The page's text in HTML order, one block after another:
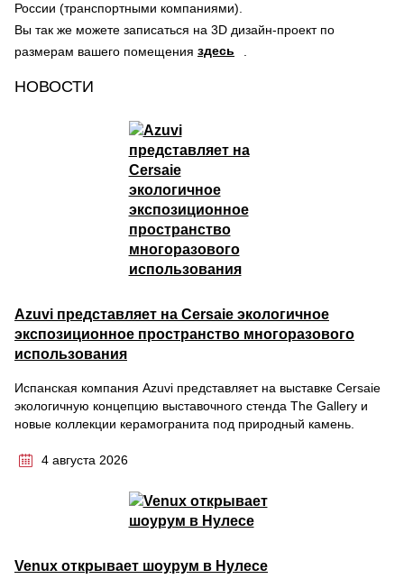
России (транспортными компаниями).
Вы так же можете записаться на 3D дизайн-проект по
размерам вашего помещения здесь
НОВОСТИ
Azuvi представляет на Cersaie экологичное
экспозиционное пространство многоразового
использования
Испанская компания Azuvi представляет на выставке Cersaie
экологичную концепцию выставочного стенда The Gallery и
новые коллекции керамогранита под природный камень.
4 августа 2026
Venux открывает шоурум в Нулесе